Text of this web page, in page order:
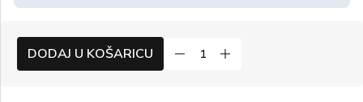
DODAJ U KOŠARICU